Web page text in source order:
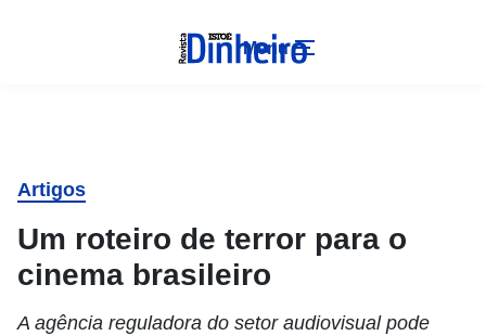
Menu
Artigos
Um roteiro de terror para o
cinema brasileiro
A agência reguladora do setor audiovisual pode